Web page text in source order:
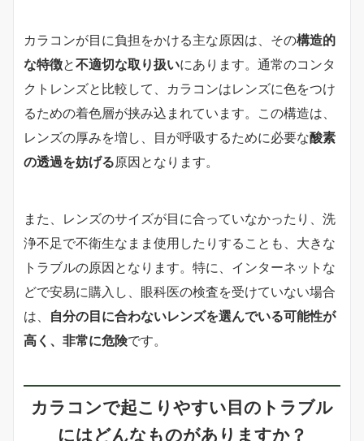
カラコンが目に負担をかける主な原因は、その構造的
な特徴と不適切な取り扱いにあります。通常のコンタ
クトレンズと比較して、カラコンはレンズに色をつけ
るための着色層が挟み込まれています。この構造は、
レンズの厚みを増し、目が呼吸するために必要な酸素
の透過を妨げる原因となります。
また、レンズのサイズが目に合っていなかったり、洗
浄不足で不衛生なまま使用したりすることも、大きな
トラブルの原因となります。特に、インターネットな
どで安易に購入し、眼科医の検査を受けていない場合
は、 自分の目に合わないレンズを選んでいる可能性が
高く、非常に危険です。
カラコンで起こりやすい目のトラブル
にはどんなものがありますか？